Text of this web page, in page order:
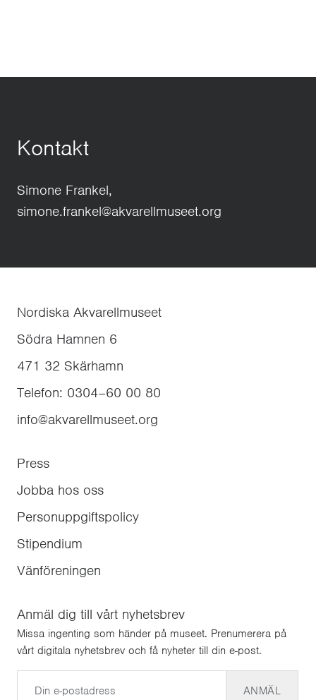
Kontakt
Simone Frankel,
simone.frankel@akvarellmuseet.org
Nordiska Akvarellmuseet
Södra Hamnen 6
471 32 Skärhamn
Telefon: 0304–60 00 80
info@akvarellmuseet.org
Press
Jobba hos oss
Personuppgiftspolicy
Stipendium
Vänföreningen
Anmäl dig till vårt nyhetsbrev
Missa ingenting som händer på museet. Prenumerera på
vårt digitala nyhetsbrev och få nyheter till din e-post.
ANMÄL